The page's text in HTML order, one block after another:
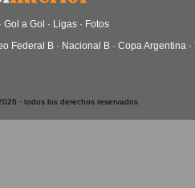
· Gol a Gol · Ligas · Fotos
Federal B · Nacional B · Copa Argentina ·
· todos los derechos reservados